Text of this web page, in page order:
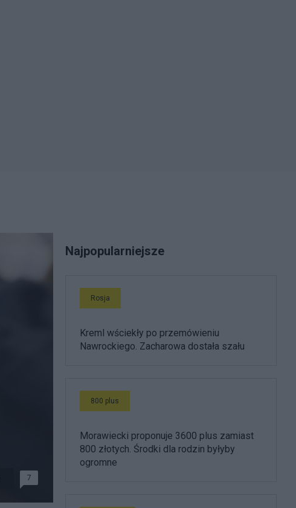
7
Najpopularniejsze
Rosja
Kreml wściekły po przemówieniu
Nawrockiego. Zacharowa dostała szału
800 plus
Morawiecki proponuje 3600 plus zamiast
800 złotych. Środki dla rodzin byłyby
ogromne